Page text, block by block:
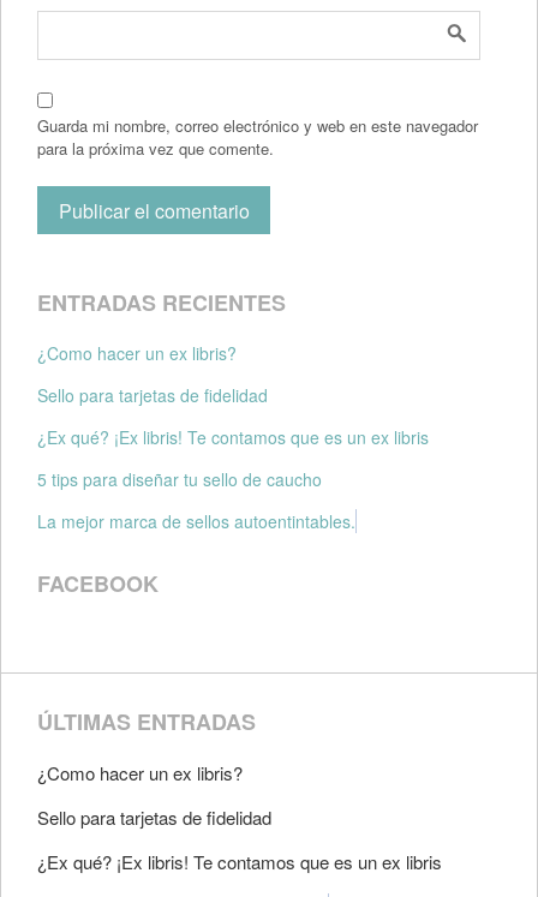
Guarda mi nombre, correo electrónico y web en este navegador
para la próxima vez que comente.
ENTRADAS RECIENTES
¿Como hacer un ex libris?
Sello para tarjetas de fidelidad
¿Ex qué? ¡Ex libris! Te contamos que es un ex libris
5 tips para diseñar tu sello de caucho
La mejor marca de sellos autoentintables.
FACEBOOK
ÚLTIMAS ENTRADAS
¿Como hacer un ex libris?
Sello para tarjetas de fidelidad
¿Ex qué? ¡Ex libris! Te contamos que es un ex libris